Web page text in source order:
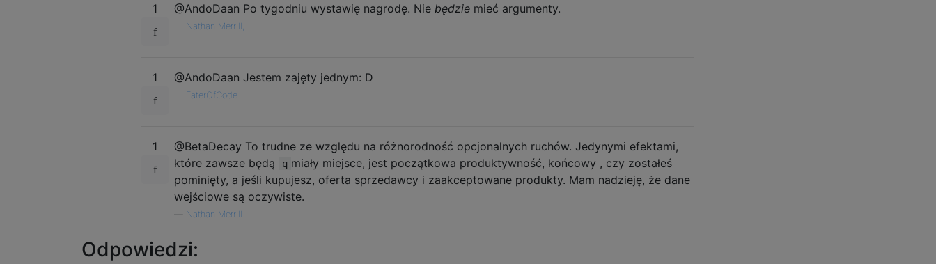
1 @AndoDaan Po tygodniu wystawię nagrodę. Nie będzie mieć argumenty.
Nathan Merrill,
1 @AndoDaan Jestem zajęty jednym: D
EaterOfCode
1
@BetaDecay To trudne ze względu na różnorodność opcjonalnych ruchów. Jedynymi efektami,
które zawsze będą
q miały miejsce, jest początkowa produktywność, końcowy , czy zostałeś
pominięty, a jeśli kupujesz, oferta sprzedawcy i zaakceptowane produkty. Mam nadzieję, że dane
wejściowe są oczywiste.
Nathan Merrill
Odpowiedzi: